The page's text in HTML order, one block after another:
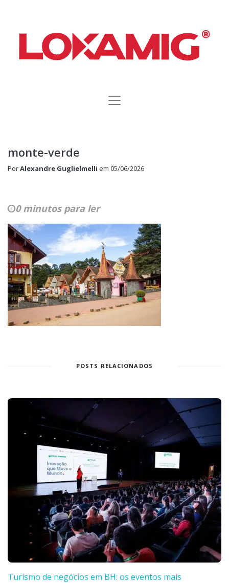
monte-verde
PorAlexandre Guglielmelli em 05/06/2026
0 minutos para ler
POSTS RELACIONADOS
Turismo de negócios em BH: os eventos mais